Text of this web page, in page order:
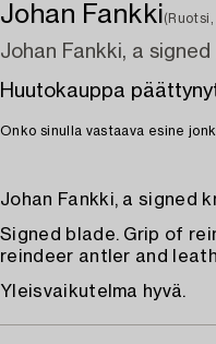
Johan Fankki
Johan Fankki, a signed
Huutokauppa
Onko sinulla vastaava esine
Johan Fankki, a signed
Signed blade. Grip of
reindeer antler and
Yleisvaikutelma hyvä.